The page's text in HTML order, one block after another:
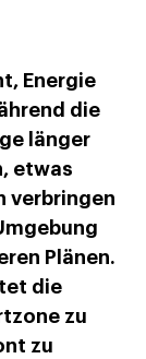
Energie
die
länger
etwas
verbringen
Plänen.
die
zu
zu